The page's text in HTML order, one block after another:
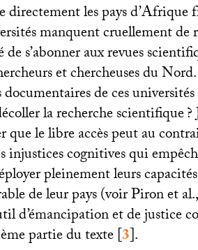
les pays d’Afrique
manquent cruellement de
s’abonner aux revues
et chercheuses du
de ces
la recherche scientifique
que le libre accès peut au
injustices cognitives qui
pleinement leurs
de leur pays (voir Piron et
d’émancipation et de justice
partie du texte[3].